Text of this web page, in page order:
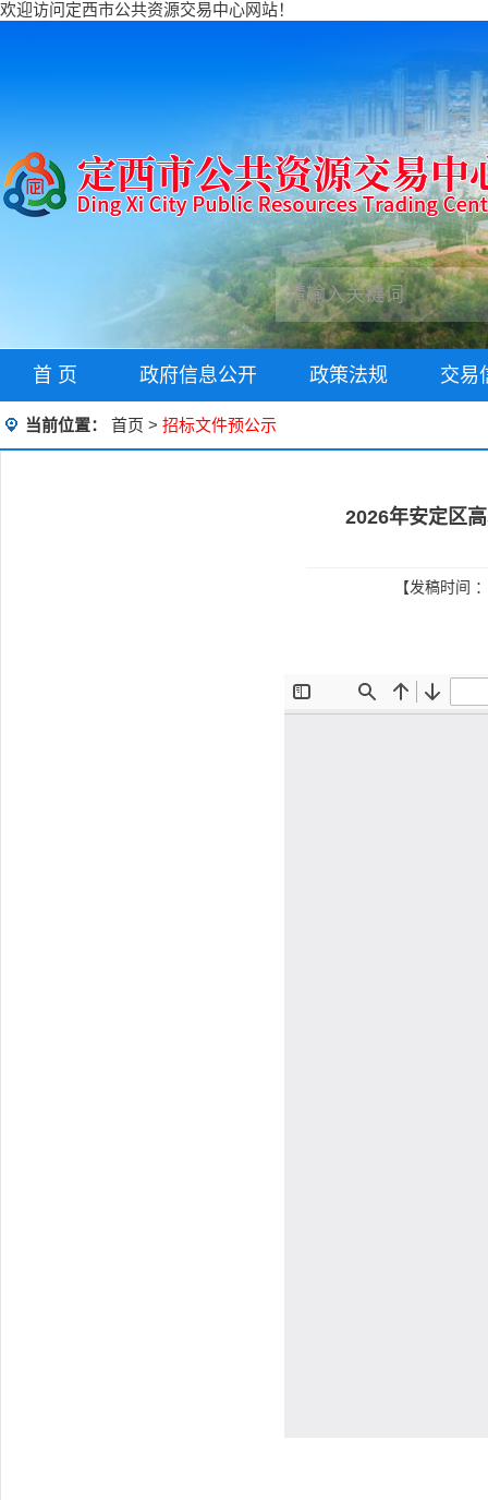
欢迎访问定西市公共资源交易中心网站！
首 页 政府信息公开 政策法规 交易
当前位置： 首页 > 招标文件预公示
2026年安定区
【发稿时间